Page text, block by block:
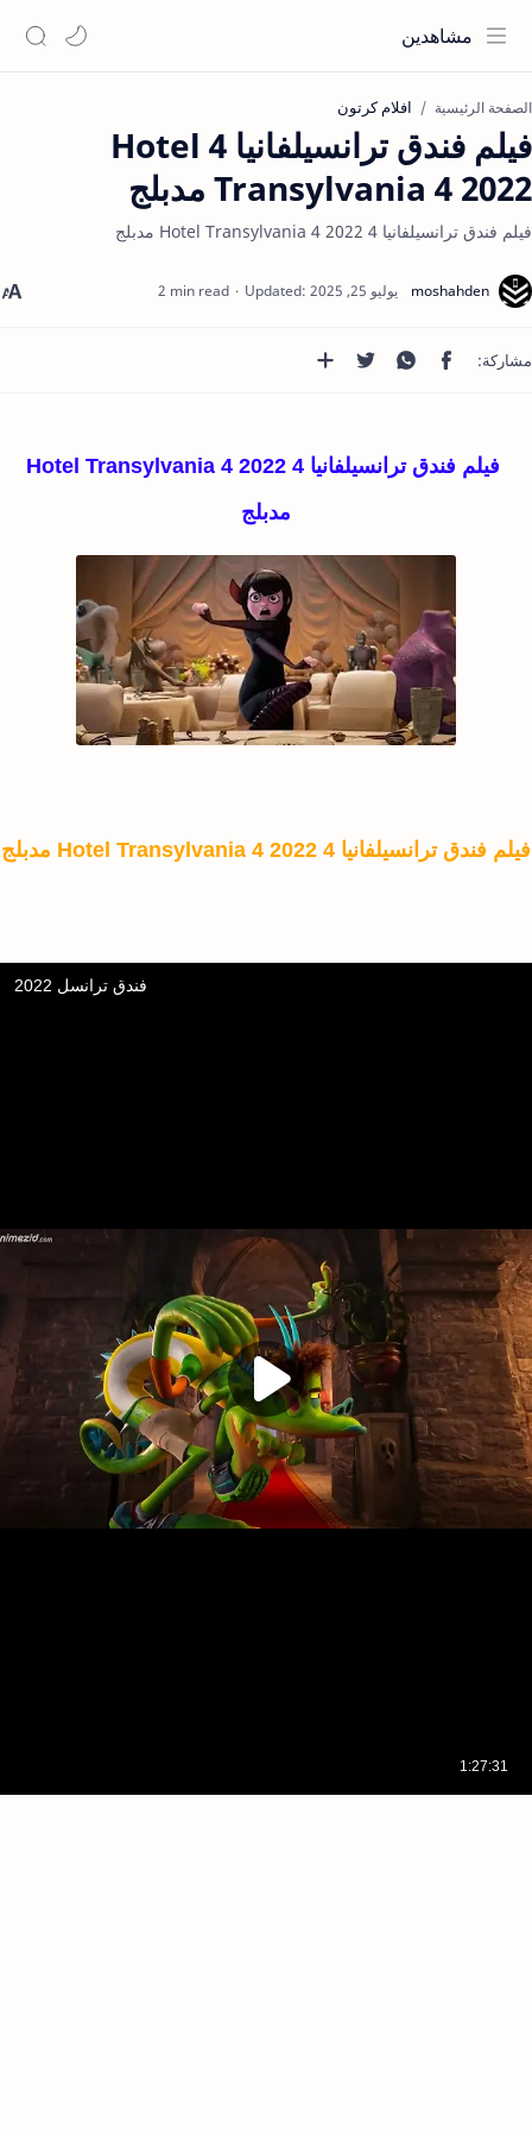
مشاهدين
الصفحة الرئيسية افلام كرتون
فيلم فندق ترانسيلفانيا 4 Hotel
Transylvania 4 2022 مدبلج
فيلم فندق ترانسيلفانيا 4 Hotel Transylvania 4 2022 مدبلج
2 min read
فيلم فندق ترانسيلفانيا 4 Hotel Transylvania 4 2022
مدبلج
فيلم فندق ترانسيلفانيا 4 Hotel Transylvania 4 2022 مدبلج